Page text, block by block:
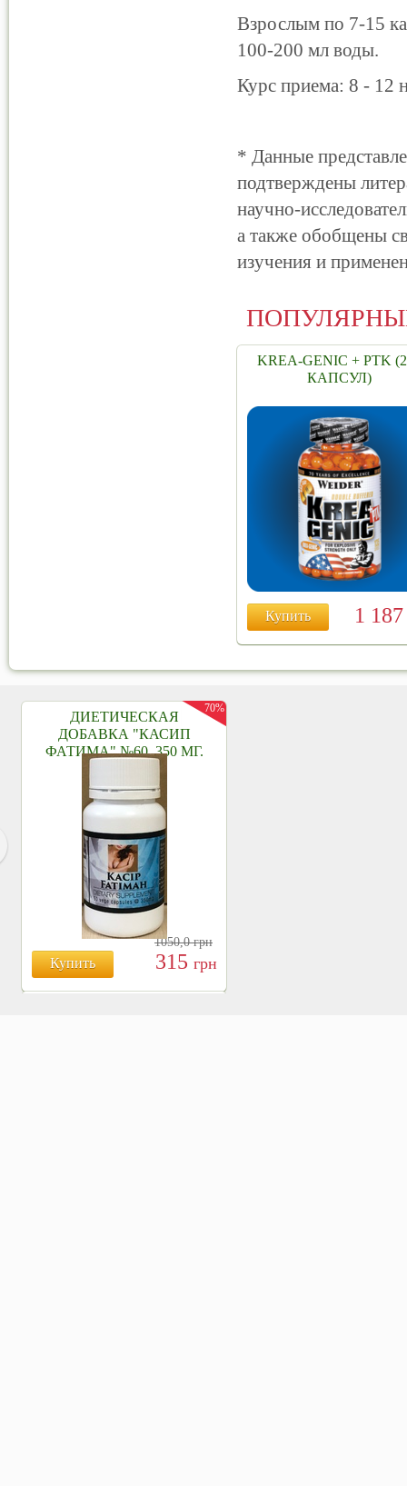
Взрослым по 7-15
100-200 мл воды.
Курс приема: 8 - 12
* Данные
подтверждены
научно-
а также обобщены
изучения и
KREA-GENIC + PTK
КАПСУЛ)
Купить 1
ДИЕТИЧЕСКАЯ
ДОБАВКА "КАСИП
ФАТИМА" №60, 350 МГ.
Купить
1050,0грн
315 грн
70%